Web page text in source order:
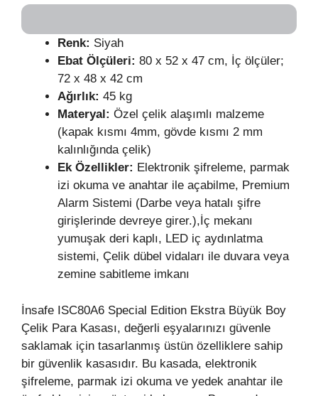
Renk: Siyah
Ebat Ölçüleri: 80 x 52 x 47 cm, İç ölçüler;
72 x 48 x 42 cm
Ağırlık: 45 kg
Materyal: Özel çelik alaşımlı malzeme
(kapak kısmı 4mm, gövde kısmı 2 mm
kalınlığında çelik)
Ek Özellikler: Elektronik şifreleme, parmak
izi okuma ve anahtar ile açabilme, Premium
Alarm Sistemi (Darbe veya hatalı şifre
girişlerinde devreye girer.),İç mekanı
yumuşak deri kaplı, LED iç aydınlatma
sistemi, Çelik dübel vidaları ile duvara veya
zemine sabitleme imkanı
İnsafe ISC80A6 Special Edition Ekstra Büyük Boy
Çelik Para Kasası, değerli eşyalarınızı güvenle
saklamak için tasarlanmış üstün özelliklere sahip
bir güvenlik kasasıdır. Bu kasada, elektronik
şifreleme, parmak izi okuma ve yedek anahtar ile